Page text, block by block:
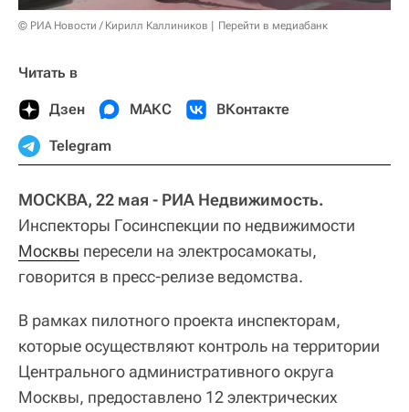
© РИА Новости / Кирилл Каллиников Перейти в медиабанк
Читать в
Дзен МАКС ВКонтакте
Telegram
МОСКВА, 22 мая - РИА Недвижимость.
Инспекторы Госинспекции по недвижимости
Москвы пересели на электросамокаты,
говорится в пресс-релизе ведомства.
В рамках пилотного проекта инспекторам,
которые осуществляют контроль на территории
Центрального административного округа
Москвы, предоставлено 12 электрических